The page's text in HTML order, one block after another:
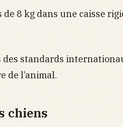
8 kg dans une caisse
standards
de l’animal.
chiens